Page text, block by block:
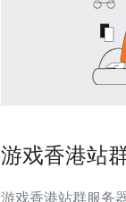
游戏香港站
游戏香港站群服务器：一站